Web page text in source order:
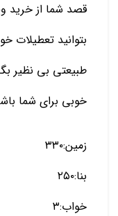
قصد شما از خرید
بتوانید تعطیلات
طبیعتی بی نظیر
خوبی برای شما
زمین:۳۳۰
بنا:۲۵۰
خواب:۳